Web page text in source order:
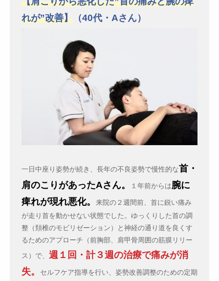
れが”改善】 （40代・Aさん）
一日中座り姿勢が続き、長年の不良姿勢で慢性的な首・
肩のこりがあったAさん。
１年前からは腕に
痺れが現れ悪化。
来院の２週間前、首に鋭い痛み
が走り首を動かせない状態でした。ゆっくりした首の調
整（頚椎のモビリゼーション）と神経の通り道を良くす
るためのアプローチ（前胸部、肩甲骨周囲の筋膜リリー
ス）で、 週１回・計３週の治療で痛みが消
失。
セルフケア指導を行い、姿勢改善調整のための定期